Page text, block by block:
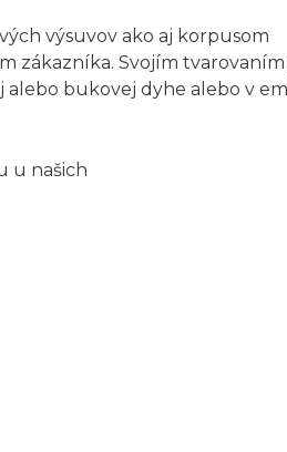
výsuvov ako aj korpusom
zákazníka. Svojím tvarovaním
bukovej dyhe alebo v
u našich